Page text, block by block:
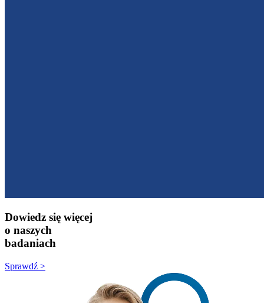
Dowiedz się więcej
o naszych
badaniach
Sprawdź >